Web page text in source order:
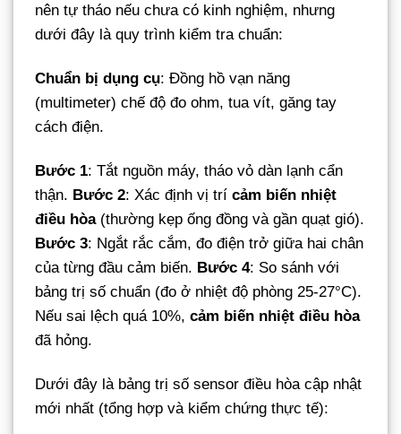
nên tự tháo nếu chưa có kinh nghiệm, nhưng
dưới đây là quy trình kiểm tra chuẩn:
Chuẩn bị dụng cụ: Đồng hồ vạn năng
(multimeter) chế độ đo ohm, tua vít, găng tay
cách điện.
Bước 1: Tắt nguồn máy, tháo vỏ dàn lạnh cẩn
thận. Bước 2: Xác định vị trí cảm biến nhiệt
điều hòa(thường kẹp ống đồng và gần quạt gió).
Bước 3: Ngắt rắc cắm, đo điện trở giữa hai chân
của từng đầu cảm biến. Bước 4: So sánh với
bảng trị số chuẩn (đo ở nhiệt độ phòng 25-27°C).
Nếu sai lệch quá 10%, cảm biến nhiệt điều hòa
đã hỏng.
Dưới đây là bảng trị số sensor điều hòa cập nhật
mới nhất (tổng hợp và kiểm chứng thực tế):